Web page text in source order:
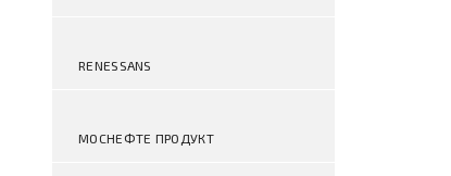
RENESSANS
МОСНЕФТЕ ПРОДУКТ